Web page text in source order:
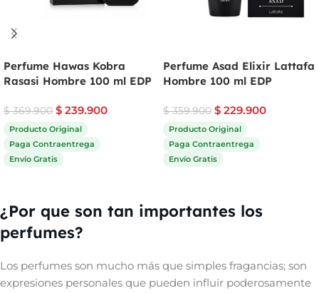
Perfume Hawas Kobra
Rasasi Hombre 100 ml EDP
$369.900 $ 239.900
Producto Original
Paga Contraentrega
Envío Gratis
Perfume Asad Elixir Lattafa
Hombre 100 ml EDP
$359.900 $ 229.900
Producto Original
Paga Contraentrega
Envío Gratis
¿Por que son tan importantes los
perfumes?
Los perfumes son mucho más que simples fragancias; son
expresiones personales que pueden influir poderosamente